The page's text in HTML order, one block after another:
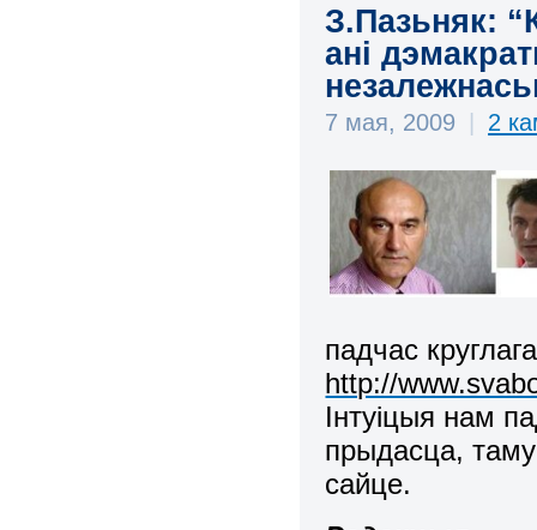
З.Пазьняк:
ані
7 мая, 2009 2
падчас
http://
Інтуіцыя нам
прыдасца,
сайце.